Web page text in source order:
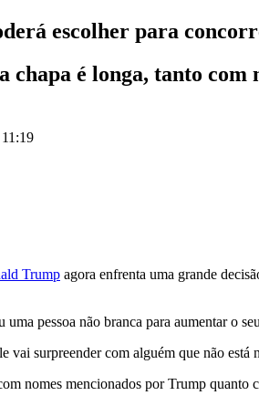
escolher para
é longa, tanto
Trump agora enfrenta uma grande
uma pessoa não branca para aumentar o
surpreender com alguém que não está
nomes mencionados por Trump quanto